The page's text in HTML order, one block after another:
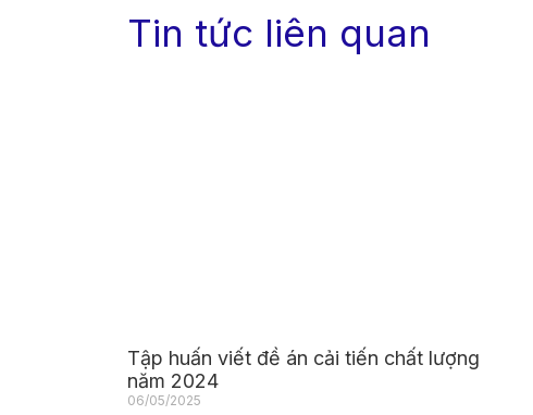
Tin tức liên quan
Tập huấn viết đề án cải tiến chất lượng
năm 2024
06/05/2025